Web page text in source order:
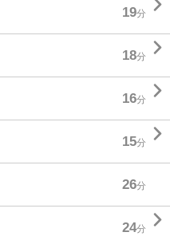
19分
18分 
16分 
15分 
26分
24分 